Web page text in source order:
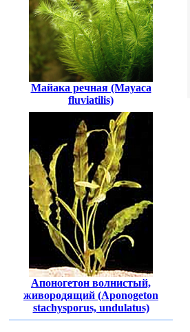
Майака речная (Mayaca
fluviatilis)
Апоногетон волнистый,
живородящий (Aponogeton
stachysporus, undulatus)